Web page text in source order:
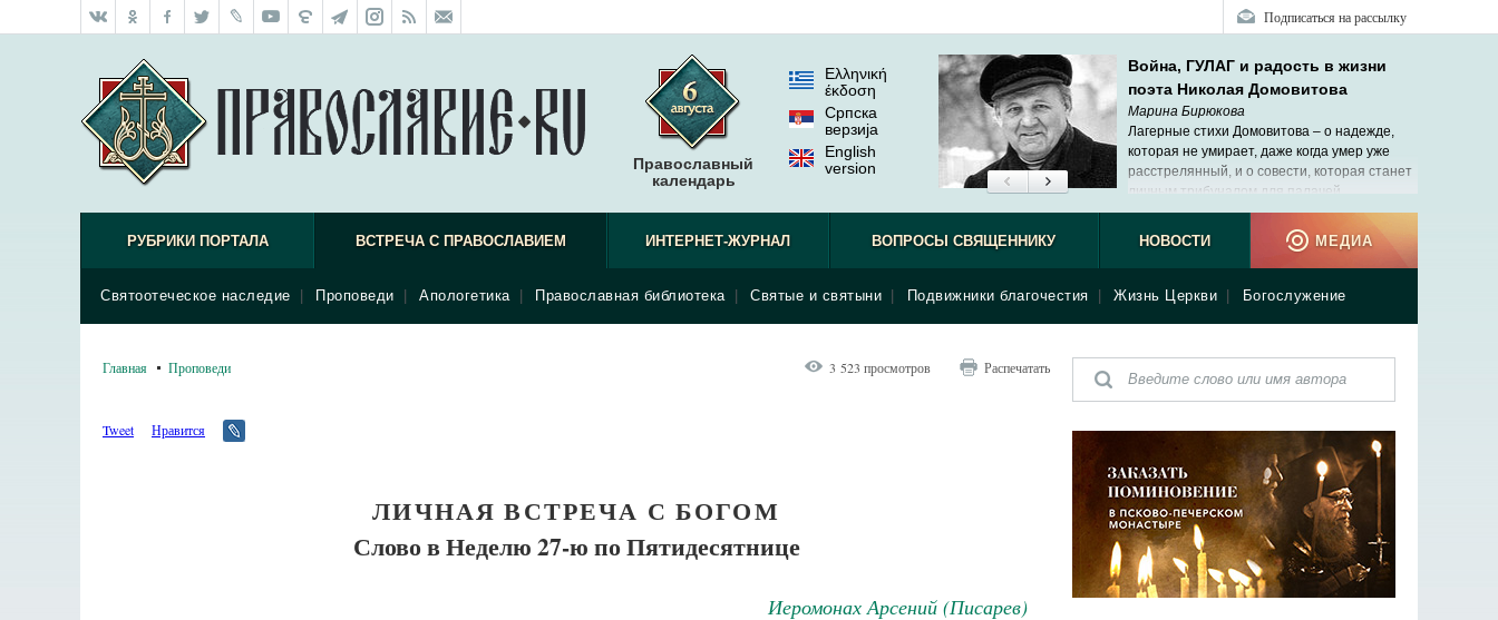
Подписаться на рассылку
Православный
календарь
Ελληνική
έκδοση
Српска
верзиjа
English
version
Война, ГУЛАГ и радость в жизни
поэта Николая Домовитова
Марина Бирюкова
Лагерные стихи Домовитова – о надежде,
которая не умирает, даже когда умер уже
расстрелянный, и о совести, которая станет
личным трибуналом для палачей.
РУБРИКИ ПОРТАЛА ВСТРЕЧА С ПРАВОСЛАВИЕМ
Святоотеческое наследие Проповеди Апологетика Православная библиотека Святые и святыни Подвижники благочестия Жизнь Церкви Богослужение
ИНТЕРНЕТ-ЖУРНАЛ ВОПРОСЫ СВЯЩЕННИКУ НОВОСТИ МЕДИА
Главная Проповеди 3 523 просмотров Распечатать
Tweet Нравится
ЛИЧНАЯ ВСТРЕЧА С БОГОМ
Слово в Неделю 27-ю по Пятидесятнице
Иеромонах Арсений (Писарев)